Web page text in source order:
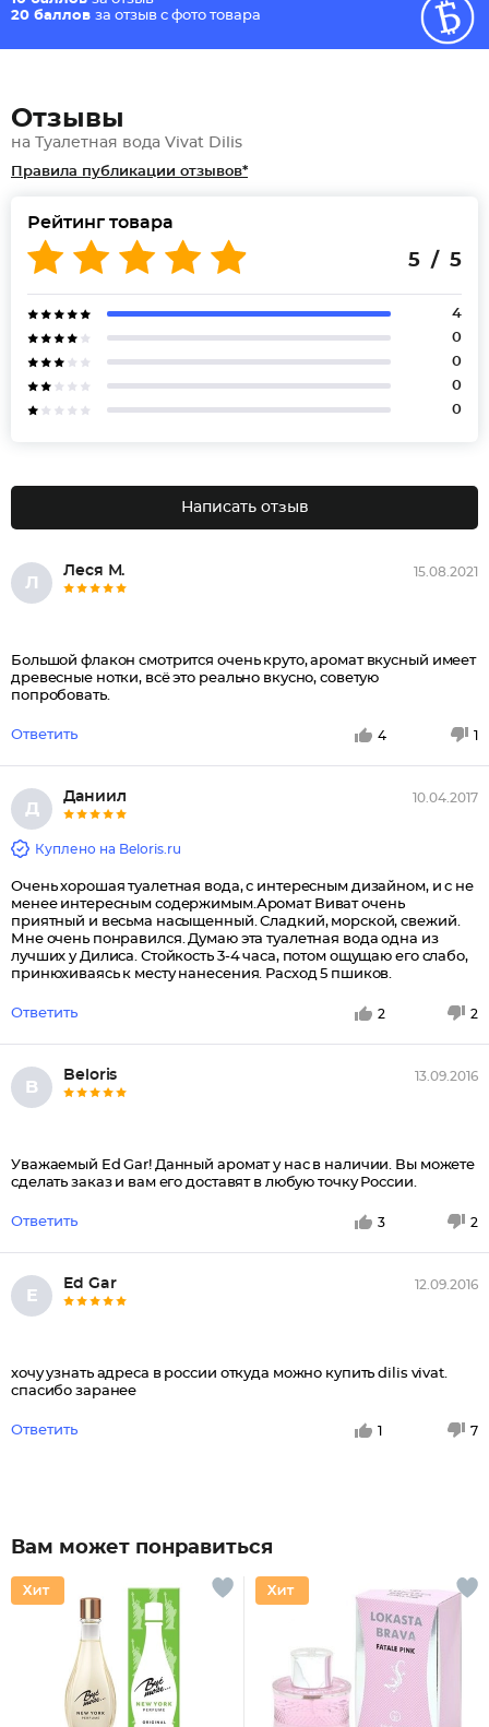
20 баллов за отзыв с фото товара
Отзывы
на Туалетная вода Vivat Dilis
Правила публикации отзывов*
Рейтинг товара
5 / 5
4
0
0
0
0
Написать отзыв
Л
Леся М. 15.08.2021
Большой флакон смотрится очень круто, аромат вкусный имеет
древесные нотки, всё это реально вкусно, советую
попробовать.
Ответить 4 1
Д
Даниил 10.04.2017
Куплено на Beloris.ru
Очень хорошая туалетная вода, с интересным дизайном, и с не
менее интересным содержимым.Аромат Виват очень
приятный и весьма насыщенный. Сладкий, морской, свежий.
Мне очень понравился. Думаю эта туалетная вода одна из
лучших у Дилиса. Стойкость 3-4 часа, потом ощущаю его слабо,
принюхиваясь к месту нанесения. Расход 5 пшиков.
Ответить 2 2
B
Beloris 13.09.2016
Уважаемый Ed Gar! Данный аромат у нас в наличии. Вы можете
сделать заказ и вам его доставят в любую точку России.
Ответить 3 2
E
Ed Gar 12.09.2016
хочу узнать адреса в россии откуда можно купить dilis vivat.
спасибо заранее
Ответить 1 7
Вам может понравиться